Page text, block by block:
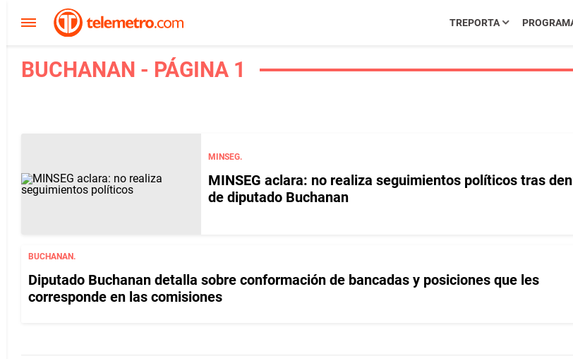
TREPORTA
BUCHANAN - PÁGINA 1
MINSEG.
MINSEG aclara: no realiza seguimientos políticos tras
de diputado Buchanan
BUCHANAN.
Diputado Buchanan detalla sobre conformación de bancadas y posiciones que les
corresponde en las comisiones